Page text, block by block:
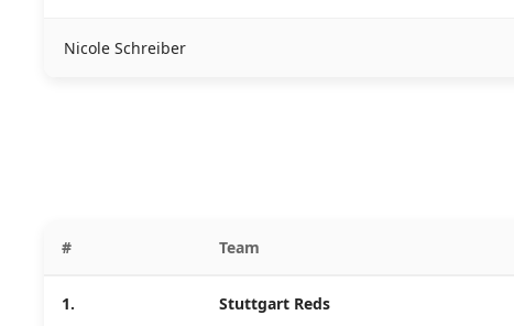
Nicole Schreiber
# Team
1. Stuttgart Reds